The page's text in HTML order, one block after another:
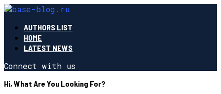
AUTHORS LIST
HOME
LATEST NEWS
Connect with us
Hi, What Are You Looking For?